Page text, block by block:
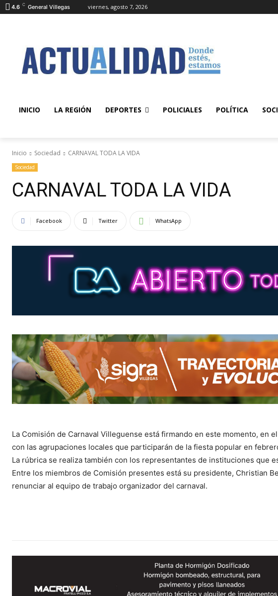
4.6 C General Villegas viernes, agosto 7, 2026
INICIO LA REGIÓN DEPORTES POLICIALES POLÍTICA
Inicio Sociedad CARNAVAL TODA LA VIDA
Sociedad
CARNAVAL TODA LA VIDA
Facebook Twitter WhatsApp
La Comisión de Carnaval Villeguense está firmando en este momento, en
con las agrupaciones locales que participarán de la fiesta popular en
La rúbrica se realiza también con los representantes de instituciones que
Entre los miembros de Comisión presentes está su presidente, Christian
renunciar al equipo de trabajo organizador del carnaval.